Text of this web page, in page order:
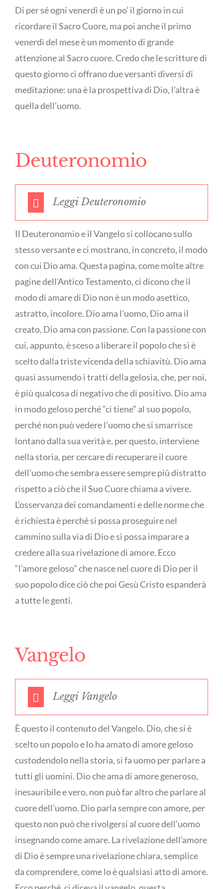
Di per sé ogni venerdì è un po’ il giorno in cui
ricordare il Sacro Cuore, ma poi anche il primo
venerdì del mese è un momento di grande
attenzione al Sacro cuore. Credo che le scritture di
questo giorno ci offrano due versanti diversi di
meditazione: una è la prospettiva di Dio, l’altra è
quella dell’uomo.
Deuteronomio
Leggi Deuteronomio
Il Deuteronomio e il Vangelo si collocano sullo
stesso versante e ci mostrano, in concreto, il modo
con cui Dio ama. Questa pagina, come molte altre
pagine dell’Antico Testamento, ci dicono che il
modo di amare di Dio non è un modo asettico,
astratto, incolore. Dio ama l’uomo, Dio ama il
creato, Dio ama con passione. Con la passione con
cui, appunto, è sceso a liberare il popolo che si è
scelto dalla triste vicenda della schiavitù. Dio ama
quasi assumendo i tratti della gelosia, che, per noi,
è più qualcosa di negativo che di positivo. Dio ama
in modo geloso perché “ci tiene” al suo popolo,
perché non può vedere l’uomo che si smarrisce
lontano dalla sua verità e, per questo, interviene
nella storia, per cercare di recuperare il cuore
dell’uomo che sembra essere sempre più distratto
rispetto a ciò che il Suo Cuore chiama a vivere.
L’osservanza dei comandamenti e delle norme che
è richiesta è perché si possa proseguire nel
cammino sulla via di Dio e si possa imparare a
credere alla sua rivelazione di amore. Ecco
“l’amore geloso” che nasce nel cuore di Dio per il
suo popolo dice ciò che poi Gesù Cristo espanderà
a tutte le genti.
Vangelo
Leggi Vangelo
È questo il contenuto del Vangelo. Dio, che si è
scelto un popolo e lo ha amato di amore geloso
custodendolo nella storia, si fa uomo per parlare a
tutti gli uomini. Dio che ama di amore generoso,
inesauribile e vero, non può far altro che parlare al
cuore dell’uomo. Dio parla sempre con amore, per
questo non può che rivolgersi al cuore dell’uomo
insegnando come amare. La rivelazione dell’amore
di Dio è sempre una rivelazione chiara, semplice
da comprendere, come lo è qualsiasi atto di amore.